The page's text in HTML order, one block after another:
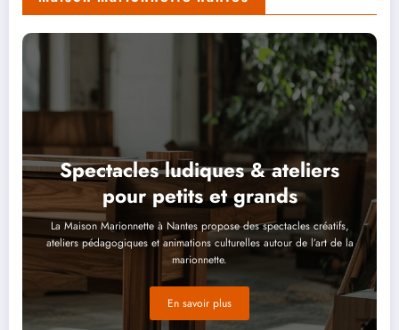
Spectacles ludiques & ateliers
pour petits et grands
La Maison Marionnette à Nantes propose des spectacles créatifs,
ateliers pédagogiques et animations culturelles autour de l’art de la
marionnette.
En savoir plus